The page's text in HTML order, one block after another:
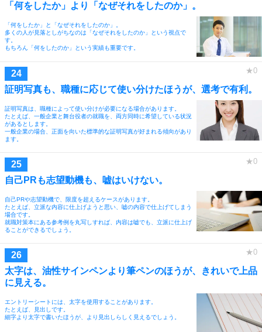
「何をしたか」より「なぜそれをしたのか」。
「何をしたか」と「なぜそれをしたのか」。
多くの人が見落としがちなのは「なぜそれをしたのか」という視点で
す。
もちろん「何をしたのか」という実績も重要です。
証明写真も、職種に応じて使い分けたほうが、選考で有利。
証明写真は、職種によって使い分けが必要になる場合があります。
たとえば、一般企業と舞台役者の就職を、両方同時に希望している状況
があるとします。
一般企業の場合、正面を向いた標準的な証明写真が好まれる傾向があり
ます。
自己PRも志望動機も、嘘はいけない。
自己PRや志望動機で、限度を超えるケースがあります。
たとえば、立派な内容に仕上げようと思い、嘘の内容で仕上げてしまう
場合です。
就職対策本にある参考例を丸写しすれば、内容は嘘でも、立派に仕上げ
ることができるでしょう。
太字は、油性サインペンより筆ペンのほうが、きれいで上品
に見える。
エントリーシートには、太字を使用することがあります。
たとえば、見出しです。
細字より太字で書いたほうが、より見出しらしく見えるでしょう。